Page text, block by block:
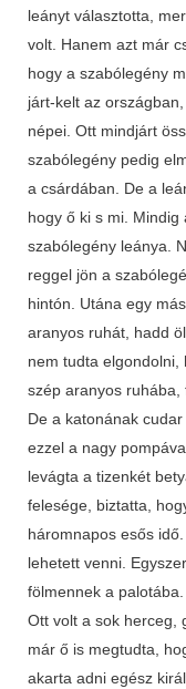
leányt választotta,
volt. Hanem azt már
hogy a szabólegény
járt-kelt az
népei. Ott mindjárt
szabólegény pedig
a csárdában. De a
hogy ő ki s mi.
szabólegény leánya.
reggel jön a
hintón. Utána egy
aranyos ruhát, hadd
nem tudta elgondolni,
szép aranyos ruhába,
De a katonának
ezzel a nagy
levágta a tizenkét
felesége, biztatta,
háromnapos esős
lehetett venni.
fölmennek a
Ott volt a sok herceg,
már ő is megtudta,
akarta adni egész